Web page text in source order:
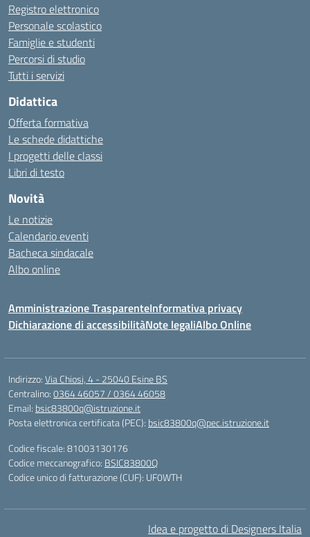
Registro elettronico
Personale scolastico
Famiglie e studenti
Percorsi di studio
Tutti i servizi
Didattica
Offerta formativa
Le schede didattiche
I progetti delle classi
Libri di testo
Novità
Le notizie
Calendario eventi
Bacheca sindacale
Albo online
Amministrazione TrasparenteInformativa privacy
Dichiarazione di accessibilitàNote legaliAlbo Online
Indirizzo:Via Chiosi, 4 - 25040 Esine BS
Centralino:0364 46057 / 0364 46058
Email: bsic83800q@istruzione.it
Posta elettronica certificata (PEC): bsic83800q@pec.istruzione.it
Codice fiscale: 81003130176
Codice meccanografico: BSIC83800Q
Codice unico di fatturazione (CUF): UF0WTH
Idea e progetto di Designers Italia